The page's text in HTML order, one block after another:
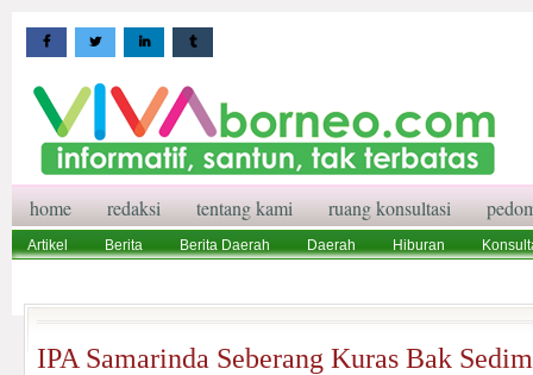
home redaksi tentang kami ruang konsultasi
Artikel Berita Berita Daerah Daerah Hiburan
IPA Samarinda Seberang Kuras Bak